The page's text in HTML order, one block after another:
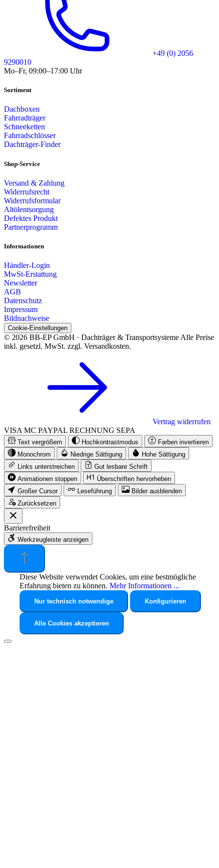
+49 (0) 2056
9290010
Mo–Fr, 09:00–17:00 Uhr
Sortiment
Dachboxen
Fahrradträger
Schneeketten
Fahrradschlösser
Dachträger-Finder
Shop-Service
Versand & Zahlung
Widerrufsrecht
Widerrufsformular
Altölentsorgung
Defektes Produkt
Partnerprogramm
Informationen
Händler-Login
MwSt-Erstattung
Newsletter
AGB
Datenschutz
Impressum
Bildnachweise
Cookie-Einstellungen
© 2026 BB-EP GmbH · Dachträger & Transportsysteme Alle Preise
inkl. gesetzl. MwSt. zzgl. Versandkosten.
Vertrag widerrufen
VISA MC PAYPAL RECHNUNG SEPA
Text vergrößern Hochkontrastmodus
Farben invertieren
Monochrom
Niedrige Sättigung
Hohe Sättigung
Links unterstreichen
Gut lesbare Schrift
Animationen stoppen
Überschriften hervorheben
Großer Cursor
Leseführung
Bilder ausblenden
Zurücksetzen
Barrierefreiheit
Werkzeugleiste anzeigen
Diese Website verwendet Cookies, um eine bestmögliche
Erfahrung bieten zu können. Mehr Informationen ...
Nur technisch notwendige Konfigurieren
Alle Cookies akzeptieren